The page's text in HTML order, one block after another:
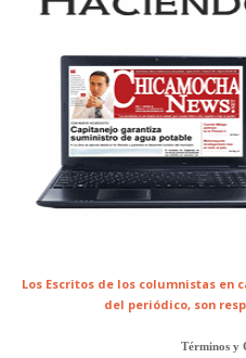
Los Escritos de los columnistas en
del periódico, son
Términos y